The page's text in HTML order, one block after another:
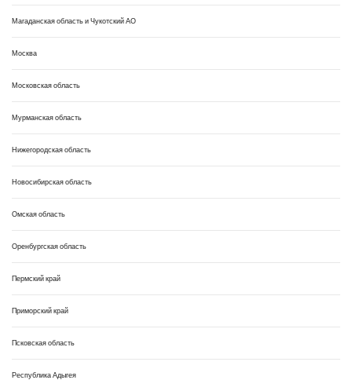
Магаданская область и Чукотский АО
Москва
Московская область
Мурманская область
Нижегородская область
Новосибирская область
Омская область
Оренбургская область
Пермский край
Приморский край
Псковская область
Республика Адыгея